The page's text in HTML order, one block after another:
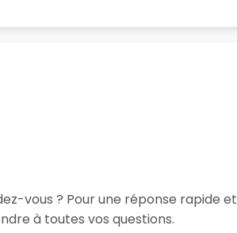
vous ? Pour une réponse rapide et
à toutes vos questions.